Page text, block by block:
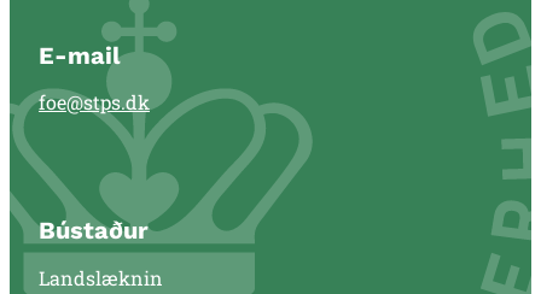
E-mail
foe@stps.dk
Bústaður
Landslæknin